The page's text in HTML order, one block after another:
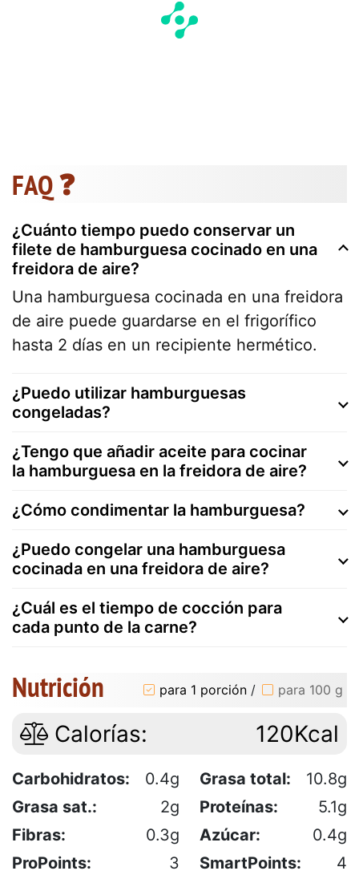
FAQ ❓
¿Cuánto tiempo puedo conservar un
filete de hamburguesa cocinado en una
freidora de aire?
Una hamburguesa cocinada en una freidora
de aire puede guardarse en el frigorífico
hasta 2 días en un recipiente hermético.
¿Puedo utilizar hamburguesas
congeladas?
¿Tengo que añadir aceite para cocinar
la hamburguesa en la freidora de aire?
¿Cómo condimentar la hamburguesa?
¿Puedo congelar una hamburguesa
cocinada en una freidora de aire?
¿Cuál es el tiempo de cocción para
cada punto de la carne?
Nutrición para 1 porción / para 100 g
Calorías: 120Kcal
Carbohidratos: 0.4g Grasa total:
10.8g
Grasa sat.:
2g Proteínas:
5.1g
Fibras:
0.3g Azúcar:
0.4g
ProPoints:
3 SmartPoints: 4